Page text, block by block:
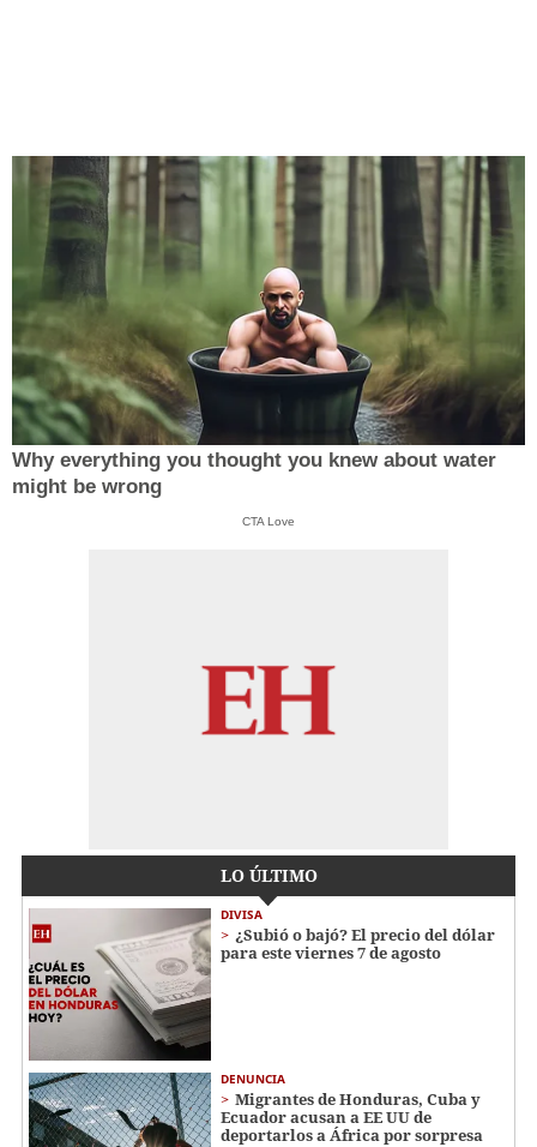
Why everything you thought you knew about water
might be wrong
CTA Love
LO ÚLTIMO
DIVISA
¿Subió o bajó? El precio del dólar
para este viernes 7 de agosto
DENUNCIA
Migrantes de Honduras, Cuba y
Ecuador acusan a EE UU de
deportarlos a África por sorpresa